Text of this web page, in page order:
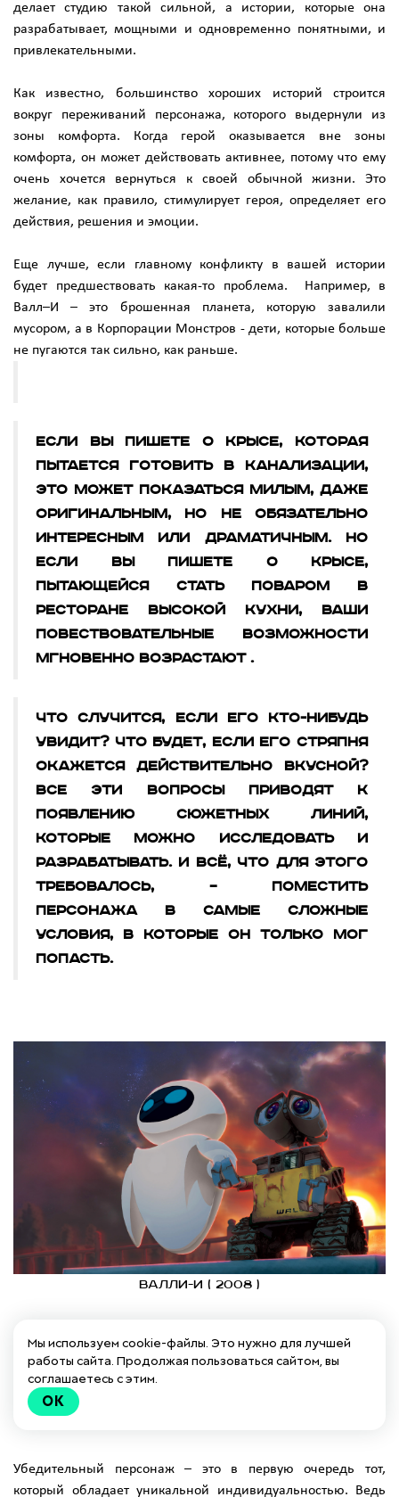
делает студию такой сильной, а истории, которые она
разрабатывает, мощными и одновременно понятными, и
привлекательными.
Как известно, большинство хороших историй строится
вокруг переживаний персонажа, которого выдернули из
зоны комфорта. Когда герой оказывается вне зоны
комфорта, он может действовать активнее, потому что ему
очень хочется вернуться к своей обычной жизни. Это
желание, как правило, стимулирует героя, определяет его
действия, решения и эмоции.
Еще лучше, если главному конфликту в вашей истории
будет предшествовать какая-то проблема. Например, в
Валл–И – это брошенная планета, которую завалили
мусором, а в Корпорации Монстров - дети, которые больше
не пугаются так сильно, как раньше.
Если вы пишете о крысе, которая
пытается готовить в канализации,
это может показаться милым, даже
оригинальным, но не обязательно
интересным или драматичным. Но
если вы пишете о крысе,
пытающейся стать поваром в
ресторане высокой кухни, ваши
повествовательные возможности
мгновенно возрастают .
Что случится, если его кто-нибудь
увидит? Что будет, если его стряпня
окажется действительно вкусной?
Все эти вопросы приводят к
появлению сюжетных линий,
которые можно исследовать и
разрабатывать. И всё, что для этого
требовалось, – поместить
персонажа в самые сложные
условия, в которые он только мог
попасть.
Валли-И ( 2008 )
Убедительный персонаж – это в первую очередь тот,
который обладает уникальной индивидуальностью. Ведь
Мы используем cookie-файлы. Это нужно для лучшей
работы сайта. Продолжая пользоваться сайтом, вы
соглашаетесь с этим.
OK